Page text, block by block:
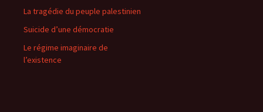
La tragédie du peuple palestinien
Suicide d’une démocratie
Le régime imaginaire de
l’existence